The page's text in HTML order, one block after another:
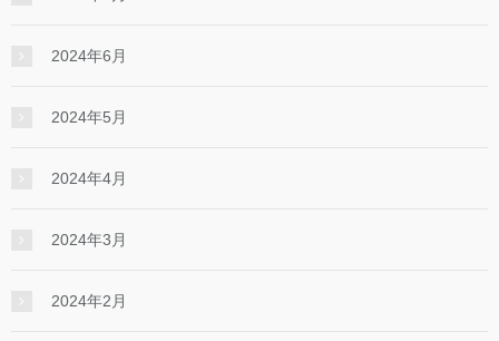
2024年6月
2024年5月
2024年4月
2024年3月
2024年2月